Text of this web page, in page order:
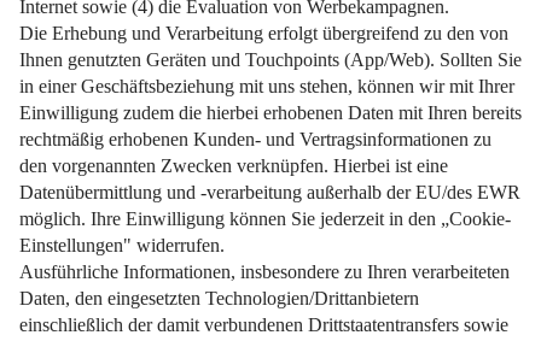
Impressum Datenschutz Nutzungsbedingungen
Pflichtinformationen AGB Über uns Bildquellen
Barrierefreiheit Widerrufsformular